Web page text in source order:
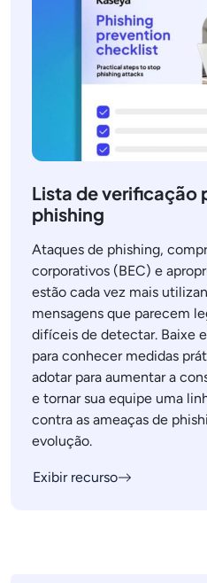
Lista de verificação
phishing
Ataques de phishing,
corporativos (BEC) e
estão cada vez mais
mensagens que parecem
difíceis de detectar. Baixe
para conhecer medidas
adotar para aumentar a
e tornar sua equipe uma
contra as ameaças de
evolução.
Exibir recurso